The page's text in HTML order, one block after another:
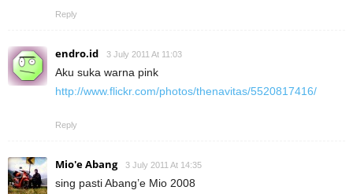
Reply
endro.id 3 July 2011 At 11:03
Aku suka warna pink
http://www.flickr.com/photos/thenavitas/5520817416/
Reply
Mio'e Abang 3 July 2011 At 14:35
sing pasti Abang’e Mio 2008